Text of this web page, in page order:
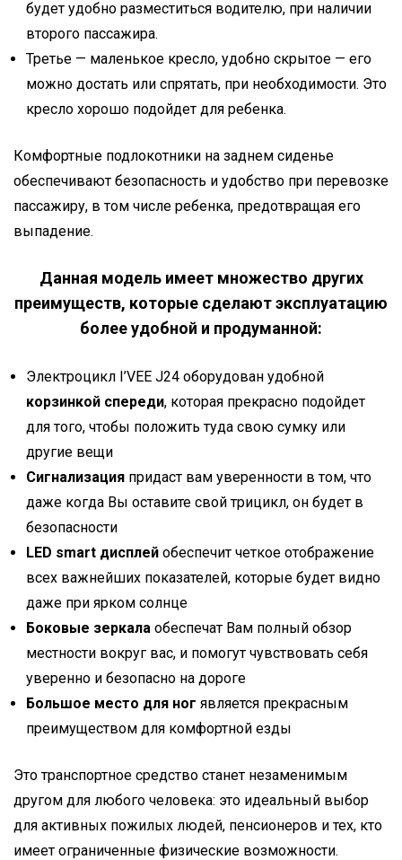
будет удобно разместиться водителю, при наличии
второго пассажира.
Третье — маленькое кресло, удобно скрытое — его
можно достать или спрятать, при необходимости. Это
кресло хорошо подойдет для ребенка.
Комфортные подлокотники на заднем сиденье
обеспечивают безопасность и удобство при перевозке
пассажиру, в том числе ребенка, предотвращая его
выпадение.
Данная модель имеет множество других
преимуществ, которые сделают эксплуатацию
более удобной и продуманной:
Электроцикл I’VEE J24 оборудован удобной
корзинкой спереди, которая прекрасно подойдет
для того, чтобы положить туда свою сумку или
другие вещи
Сигнализация придаст вам уверенности в том, что
даже когда Вы оставите свой трицикл, он будет в
безопасности
LED smart дисплей обеспечит четкое отображение
всех важнейших показателей, которые будет видно
даже при ярком солнце
Боковые зеркала обеспечат Вам полный обзор
местности вокруг вас, и помогут чувствовать себя
уверенно и безопасно на дороге
Большое место для ног является прекрасным
преимуществом для комфортной езды
Это транспортное средство станет незаменимым
другом для любого человека: это идеальный выбор
для активных пожилых людей, пенсионеров и тех, кто
имеет ограниченные физические возможности.